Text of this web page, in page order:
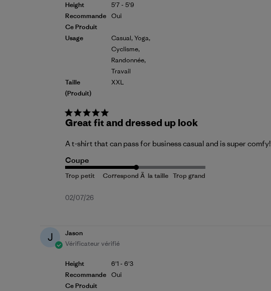
Height
Recommande
Ce Produit
Usage
Taille
(produit)
5'7 - 5'9
Oui
Casual, Yoga,
Cyclisme,
Randonnée,
Travail
XXL
Great fit and dressed up look
A t-shirt that can pass for business casual and is super comfy!
Coupe
Date
02/07/26
J
Jason
Vérificateur vérifié
Height
Recommande
Ce Produit
6'1 - 6'3
Oui